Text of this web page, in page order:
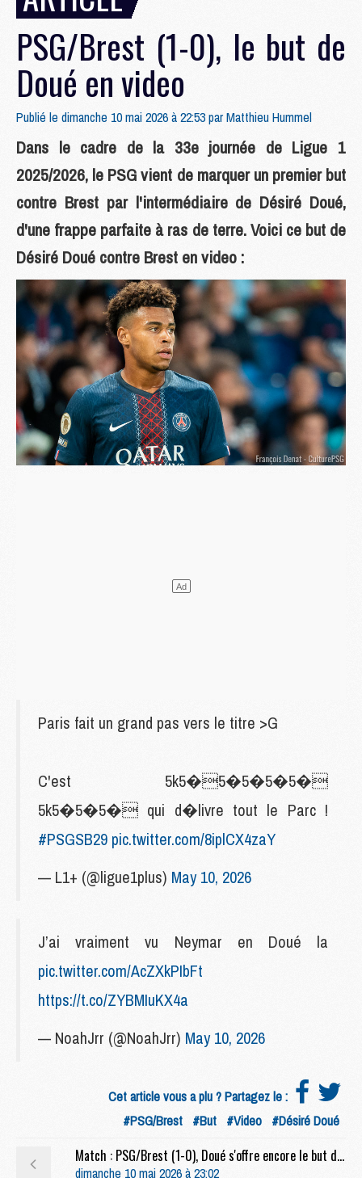
PSG/Brest (1-0), le but de
Doué en video
Publié le dimanche 10 mai 2026 à 22:53 parMatthieu Hummel
Dans le cadre de la 33e journée de Ligue 1
2025/2026, le PSG vient de marquer un premier but
contre Brest par l'intermédiaire de Désiré Doué,
d'une frappe parfaite à ras de terre. Voici ce but de
Désiré Doué contre Brest en video :
Paris fait un grand pas vers le titre >G
C'est 5k5�5�5�5�5�
5k5�5�5� qui d�livre tout le Parc !
#PSGSB29 pic.twitter.com/8iplCX4zaY
— L1+ (@ligue1plus) May 10, 2026
J’ai vraiment vu Neymar en Doué la
pic.twitter.com/AcZXkPIbFt
https://t.co/ZYBMIuKX4a
— NoahJrr (@NoahJrr) May 10, 2026
Cet article vous a plu ? Partagez le :
#PSG/Brest #But #Video #Désiré Doué
Match : PSG/Brest (1-0), Doué s'offre encore le but du titre
dimanche 10 mai 2026 à 23:02